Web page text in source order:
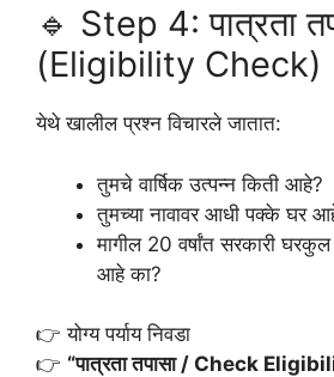
🔹 Step 4: पात्रता
(Eligibility Check)
येथे खालील प्रश्न विचारले जातात:
तुमचे वार्षिक उत्पन्न किती आहे?
तुमच्या नावावर आधी पक्के घर
मागील 20 वर्षांत सरकारी
आहे का?
👉 योग्य पर्याय निवडा
👉 “पात्रता तपासा / Check